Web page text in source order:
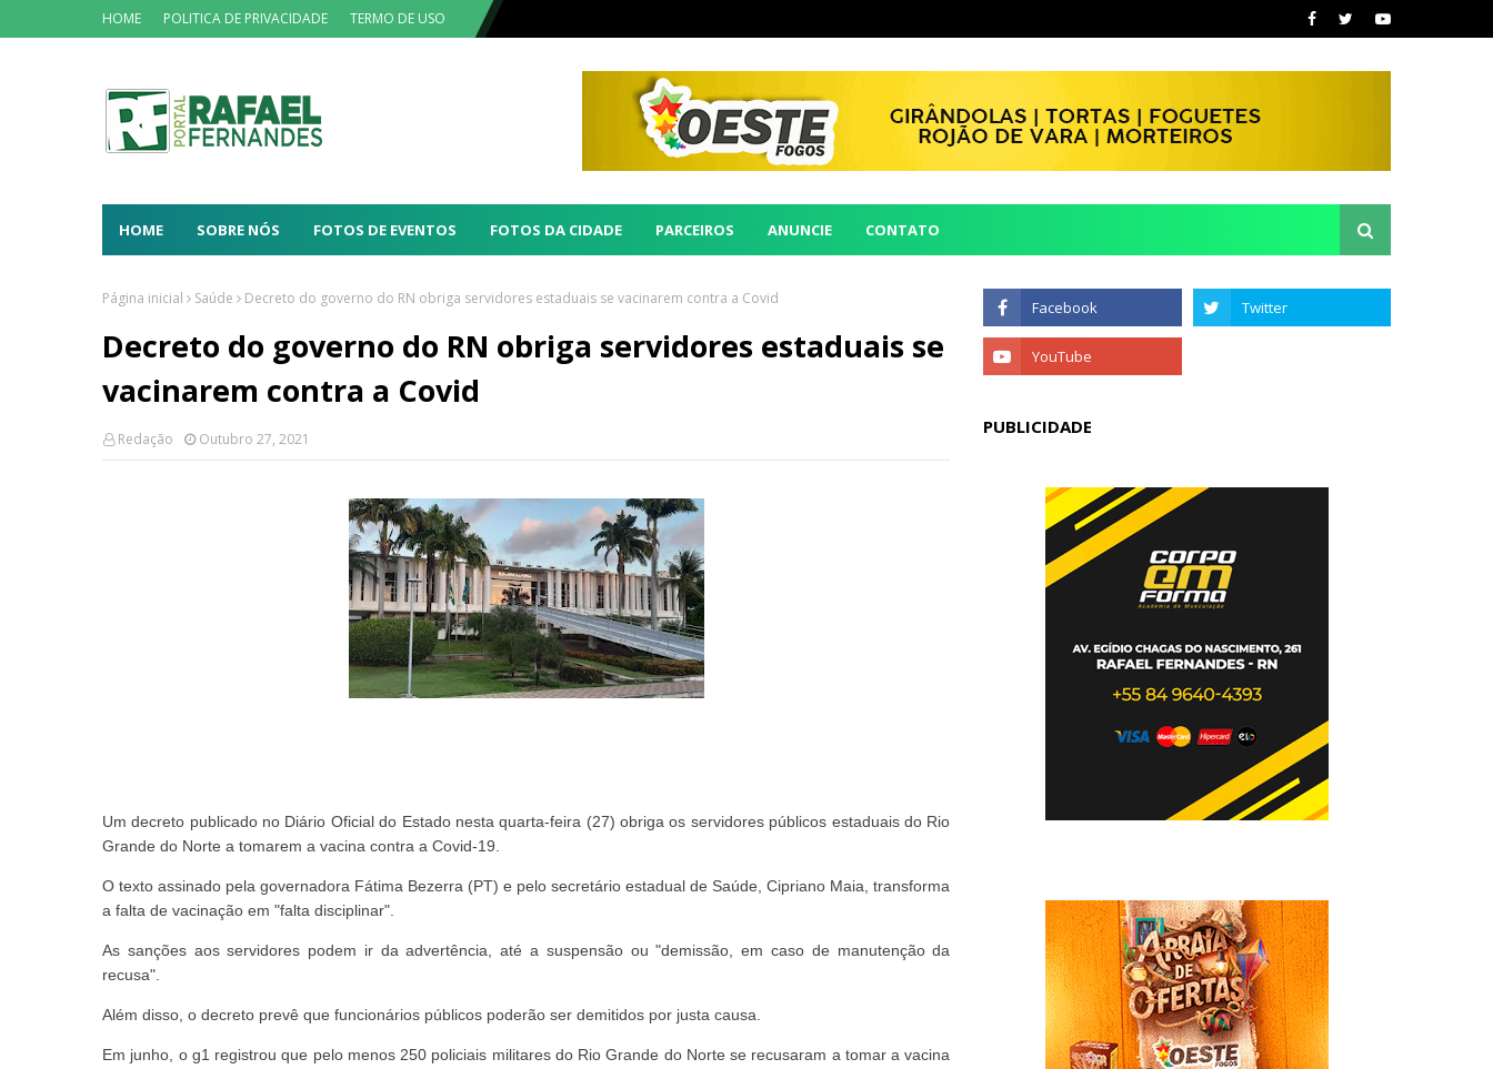
HOME POLITICA DE PRIVACIDADE TERMO DE USO
HOME SOBRE NÓS FOTOS DE EVENTOS FOTOS DA CIDADE PARCEIROS ANUNCIE CONTATO
Página inicial Saúde Decreto do governo do RN obriga servidores estaduais se vacinarem contra a Covid
Decreto do governo do RN obriga servidores estaduais se
vacinarem contra a Covid
Redação Outubro 27, 2021
Um decreto publicado no Diário Oficial do Estado nesta quarta-feira (27) obriga os servidores públicos estaduais do Rio
Grande do Norte a tomarem a vacina contra a Covid-19.
O texto assinado pela governadora Fátima Bezerra (PT) e pelo secretário estadual de Saúde, Cipriano Maia, transforma
a falta de vacinação em "falta disciplinar".
As sanções aos servidores podem ir da advertência, até a suspensão ou "demissão, em caso de manutenção da
recusa".
Além disso, o decreto prevê que funcionários públicos poderão ser demitidos por justa causa.
Em junho, o g1 registrou que pelo menos 250 policiais militares do Rio Grande do Norte se recusaram a tomar a vacina
PUBLICIDADE